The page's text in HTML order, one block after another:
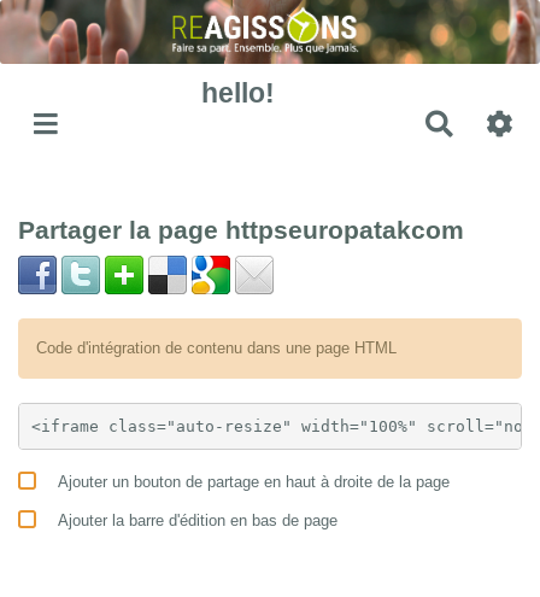
hello!
Partager la page httpseuropatakcom
Code d'intégration de contenu dans une page HTML
Ajouter un bouton de partage en haut à droite de la page
Ajouter la barre d'édition en bas de page